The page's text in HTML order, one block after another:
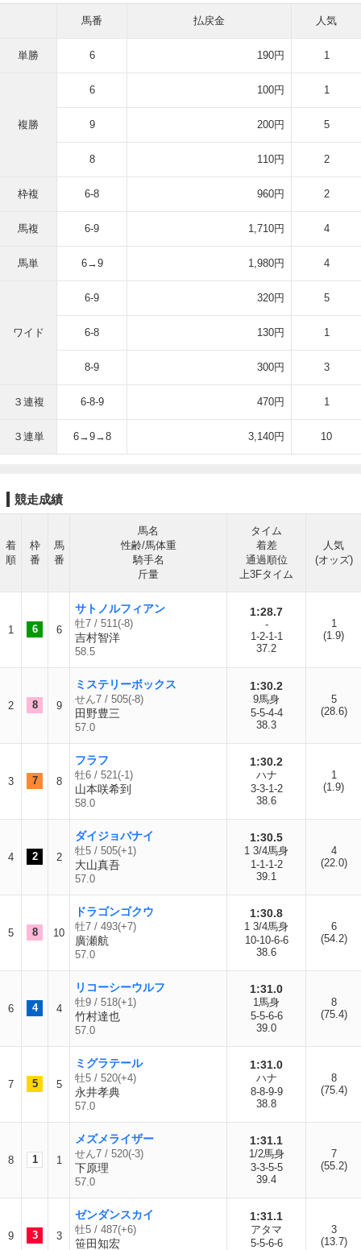
馬番 払戻金 人気
単勝 6 190円 1
複勝
6 100円 1
9 200円 5
8 110円 2
枠複 6-8 960円 2
馬複 6-9 1,710円 4
馬単 6→9 1,980円 4
ワイド
6-9 320円 5
6-8 130円 1
8-9 300円 3
３連複 6-8-9 470円 1
３連単 6→9→8 3,140円 10
競走成績
着
順
枠
番
馬
番
馬名
性齢/馬体重
騎手名
斤量
タイム
着差
通過順位
上3Fタイム
人気
(オッズ)
1 6 6
サトノルフィアン
牡7 / 511(-8)
吉村智洋
58.5
1:28.7
-
1-2-1-1
37.2
1
(1.9)
2 8 9
ミステリーボックス
せん7 / 505(-8)
田野豊三
57.0
1:30.2
9馬身
5-5-4-4
38.3
5
(28.6)
3 7 8
フラフ
牡6 / 521(-1)
山本咲希到
58.0
1:30.2
ハナ
3-3-1-2
38.6
1
(1.9)
4 2 2
ダイジョバナイ
牡5 / 505(+1)
大山真吾
57.0
1:30.5
1 3/4馬身
1-1-1-2
39.1
4
(22.0)
5 8 10
ドラゴンゴクウ
牡7 / 493(+7)
廣瀬航
57.0
1:30.8
1 3/4馬身
10-10-6-6
38.6
6
(54.2)
6 4 4
リコーシーウルフ
牡9 / 518(+1)
竹村達也
57.0
1:31.0
1馬身
5-5-6-6
39.0
8
(75.4)
7 5 5
ミグラテール
牡5 / 520(+4)
永井孝典
57.0
1:31.0
ハナ
8-8-9-9
38.8
8
(75.4)
8 1 1
メズメライザー
せん7 / 520(-3)
下原理
57.0
1:31.1
1/2馬身
3-3-5-5
39.4
7
(55.2)
9 3 3
ゼンダンスカイ
牡5 / 487(+6)
笹田知宏
1:31.1
アタマ
5-5-6-6
3
(13.7)